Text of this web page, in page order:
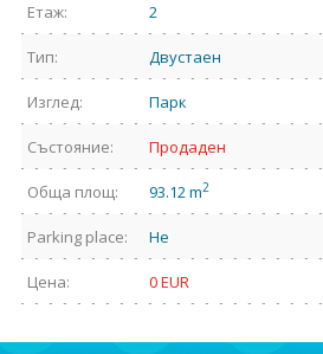
Етаж: 2
Тип: Двустаен
Изглед: Парк
Състояние: Продаден
Обща площ: 93.12 m2
Parking place: Не
Цена: 0 EUR